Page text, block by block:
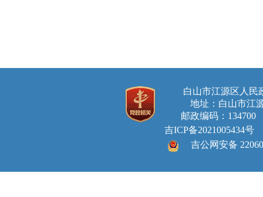
白山市江源区人
地址：白山市江
邮政编码：134700
吉ICP备2021005434号
吉公网安备